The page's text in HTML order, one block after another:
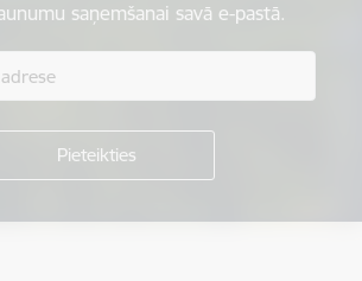
saņemšanai savā e-pastā.